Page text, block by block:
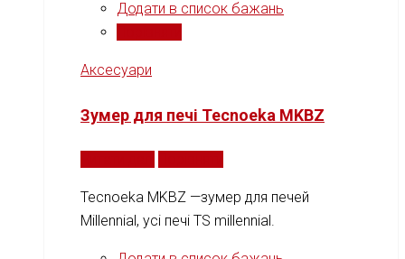
Додати в список бажань
Аксесуари
Зумер для печі Tecnoeka MKBZ
Tecnoeka MKBZ —зумер для печей
Millennial, усі печі TS millennial.